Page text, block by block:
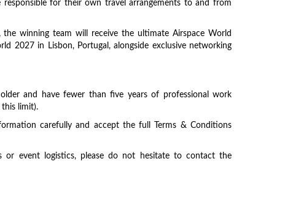
for their own travel arrangements to and from
winning team will receive the ultimate Airspace World
2027 in Lisbon, Portugal, alongside exclusive networking
and have fewer than five years of professional work
limit).
carefully and accept the full Terms & Conditions
or event logistics, please do not hesitate to contact the